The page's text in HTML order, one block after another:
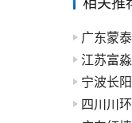
广东蒙
江苏富
宁波长
四川川